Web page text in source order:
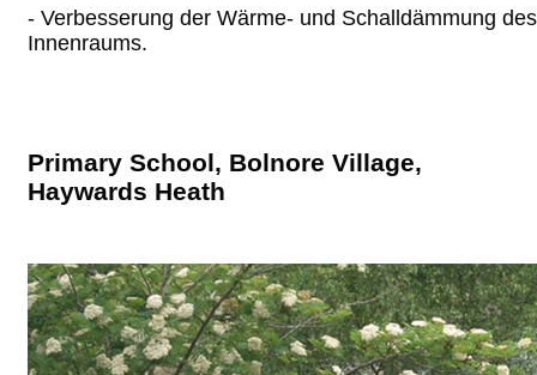
- Verbesserung der Wärme- und Schalldämmung des
Innenraums.
Primary School, Bolnore Village,
Haywards Heath